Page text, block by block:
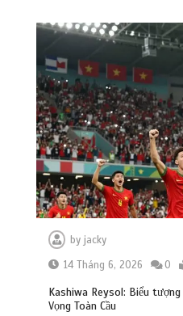
byjacky
14 Tháng 6, 2026
0
Kashiwa Reysol: Biểu
Vọng Toàn Cầu